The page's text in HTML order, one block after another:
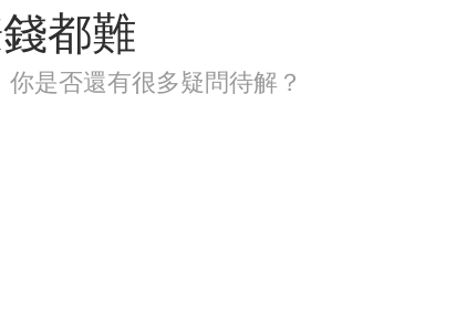
創意企劃
都難
是否還有很多疑問待解？